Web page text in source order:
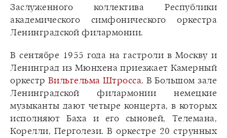
Заслуженного коллектива Республики
академического симфонического оркестра
Ленинградской филармонии.
В сентябре 1955 года на гастроли в Москву и
Ленинград из Мюнхена приезжает Камерный
оркестр Вильгельма Штросса. В Большом зале
Ленинградской филармонии немецкие
музыканты дают четыре концерта, в которых
исполняют Баха и его сыновей, Телемана,
Корелли, Перголези. В оркестре 20 струнных